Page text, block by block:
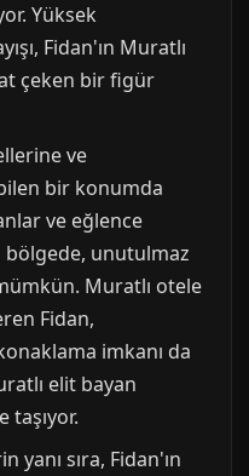
Yüksek
Fidan'ın Muratlı
çeken bir figür
ve
bir konumda
ve eğlence
bölgede, unutulmaz
Muratlı otele
Fidan,
imkanı da
elit bayan
taşıyor.
yanı sıra, Fidan'ın